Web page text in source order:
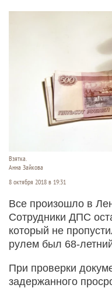
Взятка.
Анна Зайкова
8 октября 2018 в 19:31
Все произошло в
Сотрудники ДПС
который не
рулем был 68-
При проверки
задержанного